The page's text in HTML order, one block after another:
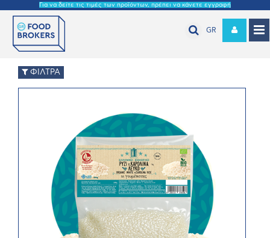
Για να δείτε τις τιμές των προϊόντων, πρέπει να κάνετε εγγραφή
GR
ΦΙΛΤΡΑ